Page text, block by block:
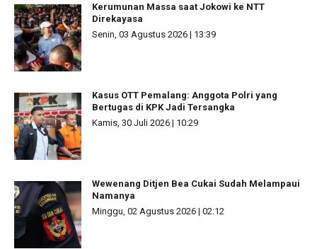
Kerumunan Massa saat Jokowi ke NTT
Direkayasa
Senin, 03 Agustus 2026 | 13:39
Kasus OTT Pemalang: Anggota Polri yang
Bertugas di KPK Jadi Tersangka
Kamis, 30 Juli 2026 | 10:29
Wewenang Ditjen Bea Cukai Sudah Melampaui
Namanya
Minggu, 02 Agustus 2026 | 02:12